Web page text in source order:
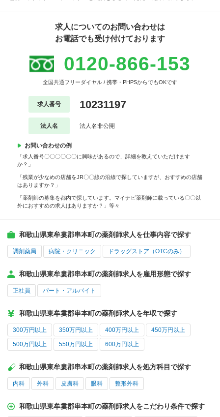
求人についてのお問い合わせは
お電話でも受け付けております
0120-866-153
全国共通フリーダイヤル / 携帯・PHPSからでもOKです
求人番号 10231197
法人名 法人名非公開
お問い合わせの例
「求人番号〇〇〇〇〇〇に興味があるので、詳細を教えていただけます
か？」
「残業が少なめの店舗をJR〇〇線の沿線で探していますが、おすすめの店舗
はありますか？」
「薬剤師の募集を都内で探しています。マイナビ薬剤師に載っている〇〇以
外におすすめの求人はありますか？」等々
和歌山県東牟婁郡串本町の薬剤師求人を仕事内容で探す
調剤薬局 病院・クリニック ドラッグストア（OTCのみ）
和歌山県東牟婁郡串本町の薬剤師求人を雇用形態で探す
正社員 パート・アルバイト
和歌山県東牟婁郡串本町の薬剤師求人を年収で探す
300万円以上 350万円以上 400万円以上 450万円以上
500万円以上 550万円以上 600万円以上
和歌山県東牟婁郡串本町の薬剤師求人を処方科目で探す
内科 外科 皮膚科 眼科 整形外科
和歌山県東牟婁郡串本町の薬剤師求人をこだわり条件で探す